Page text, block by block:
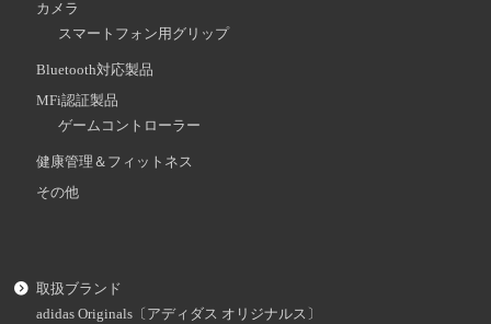
カメラ
スマートフォン用グリップ
Bluetooth対応製品
MFi認証製品
ゲームコントローラー
健康管理＆フィットネス
その他
取扱ブランド
adidas Originals〔アディダス オリジナルス〕